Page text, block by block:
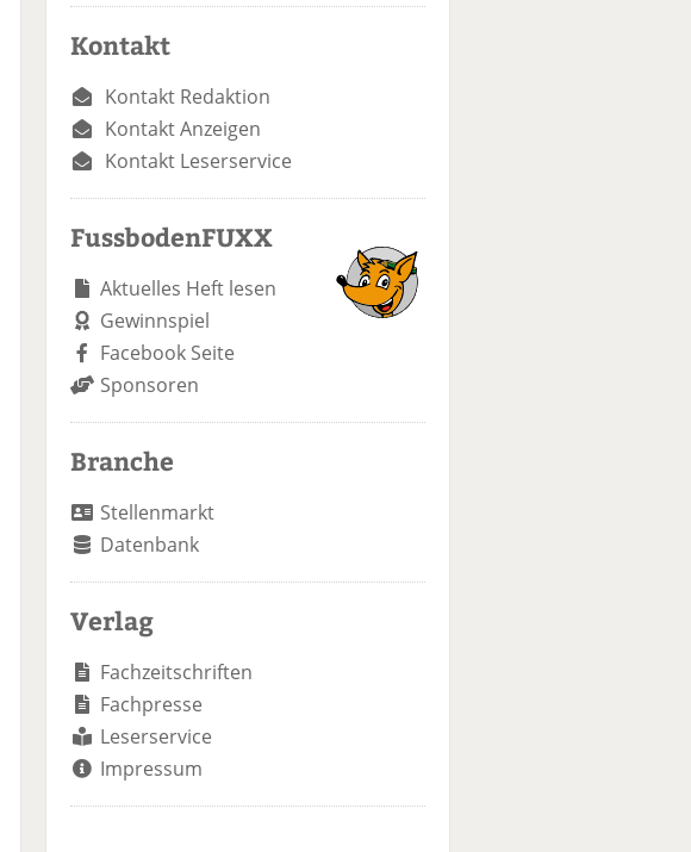
Kontakt
Kontakt Redaktion
Kontakt Anzeigen
Kontakt Leserservice
FussbodenFUXX
Aktuelles Heft lesen
Gewinnspiel
Facebook Seite
Sponsoren
Branche
Stellenmarkt
Datenbank
Verlag
Fachzeitschriften
Fachpresse
Leserservice
Impressum